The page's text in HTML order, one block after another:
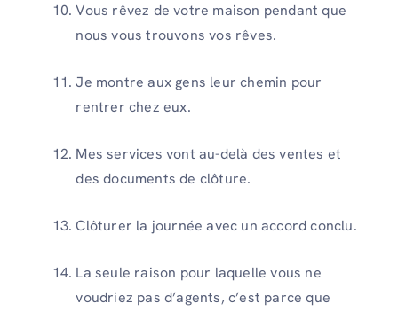
Vous rêvez de votre maison pendant que
nous vous trouvons vos rêves.
Je montre aux gens leur chemin pour
rentrer chez eux.
Mes services vont au-delà des ventes et
des documents de clôture.
Clôturer la journée avec un accord conclu.
La seule raison pour laquelle vous ne
voudriez pas d’agents, c’est parce que